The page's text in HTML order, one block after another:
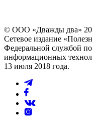
© ООО «Дважды два»
Сетевое издание
Федеральной службой
информационных
13 июля 2018 года.